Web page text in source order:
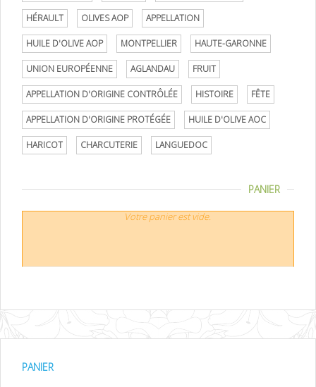
HÉRAULT OLIVES AOP APPELLATION
HUILE D'OLIVE AOP MONTPELLIER HAUTE-GARONNE
UNION EUROPÉENNE AGLANDAU FRUIT
APPELLATION D'ORIGINE CONTRÔLÉE HISTOIRE FÊTE
APPELLATION D'ORIGINE PROTÉGÉE HUILE D'OLIVE AOC
HARICOT CHARCUTERIE LANGUEDOC
PANIER
Votre panier est vide.
PANIER